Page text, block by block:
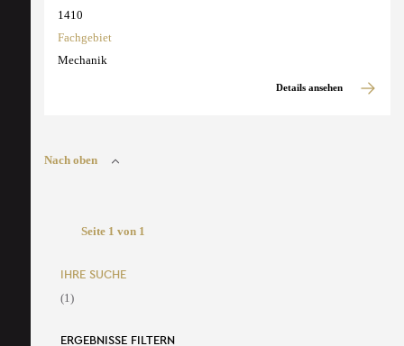
1410
Fachgebiet
Mechanik
Details ansehen
Nach oben
Seite 1 von 1
IHRE SUCHE
(1)
ERGEBNISSE FILTERN